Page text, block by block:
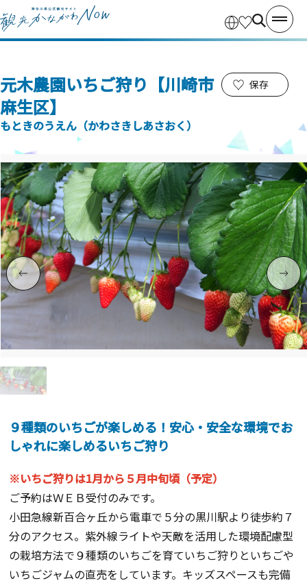
元木農園いちご狩り【川崎市
麻生区】
もときのうえん（かわさきしあさおく）
保存
９種類のいちごが楽しめる！安心・安全な環境でお
しゃれに楽しめるいちご狩り
※いちご狩りは1月から５月中旬頃（予定）
ご予約はＷＥＢ受付のみです。
小田急線新百合ヶ丘から電車で５分の黒川駅より徒歩約７
分のアクセス。紫外線ライトや天敵を活用した環境配慮型
の栽培方法で９種類のいちごを育ていちご狩りといちごや
いちごジャムの直売をしています。キッズスペースも完備